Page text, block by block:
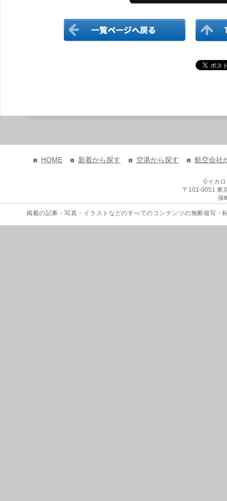
HOME 新着から探す 空港から探す 航空会社
©イカ
〒101-0051 東
保
掲載の記事・写真・イラストなどのすべてのコンテンツの無断複